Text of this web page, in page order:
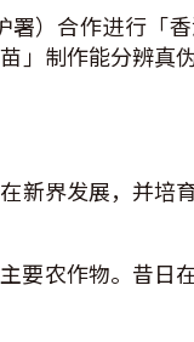
）合作进行「
」制作能分辨真
新界发展，并培
要农作物。昔